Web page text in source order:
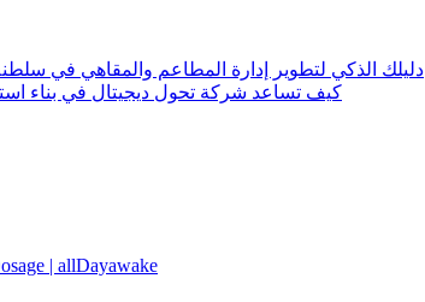
دليلك الذكي لتطوير إدارة المطاعم والمقاهي في
كيف تساعد شركة تحول ديجيتال في بناء
| allDayawake